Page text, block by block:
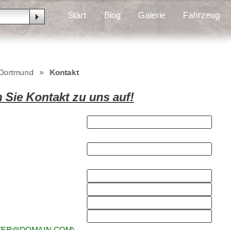
Start Blog Galerie Fahrzeug
» Kontakt
Sie Kontakt zu uns auf!